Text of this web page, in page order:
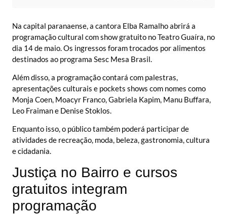
Na capital paranaense, a cantora Elba Ramalho abrirá a
programação cultural com show gratuito no Teatro Guaíra, no
dia 14 de maio. Os ingressos foram trocados por alimentos
destinados ao programa Sesc Mesa Brasil.
Além disso, a programação contará com palestras,
apresentações culturais e pockets shows com nomes como
Monja Coen, Moacyr Franco, Gabriela Kapim, Manu Buffara,
Leo Fraiman e Denise Stoklos.
Enquanto isso, o público também poderá participar de
atividades de recreação, moda, beleza, gastronomia, cultura
e cidadania.
Justiça no Bairro e cursos
gratuitos integram
programação